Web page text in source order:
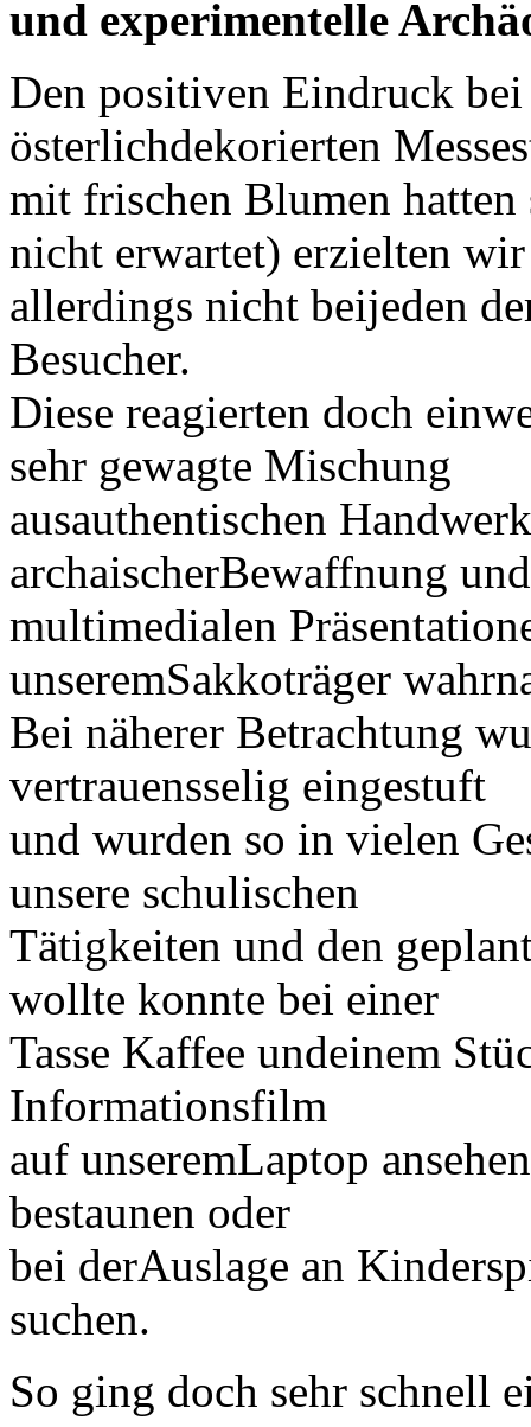
und experimentelle
Den positiven Eindruck
österlichdekorierten
mit frischen Blumen hatten
nicht erwartet) erzielten wir
allerdings nicht beijeden
Besucher.
Diese reagierten doch
sehr gewagte Mischung
ausauthentischen
archaischerBewaffnung und
multimedialen
unseremSakkoträger
Bei näherer Betrachtung
vertrauensselig eingestuft
und wurden so in vielen
unsere schulischen
Tätigkeiten und den
wollte konnte bei einer
Tasse Kaffee undeinem
Informationsfilm
auf unseremLaptop
bestaunen oder
bei derAuslage an
suchen.
So ging doch sehr schnell